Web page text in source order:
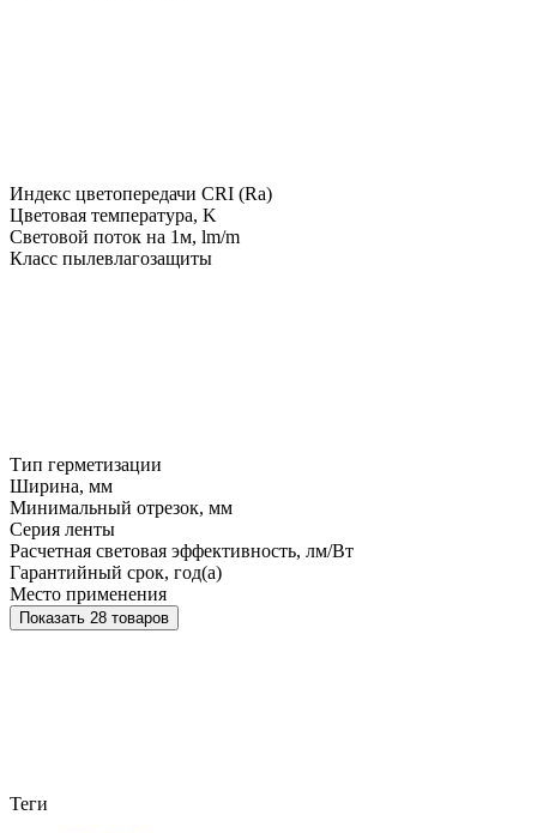
Индекс цветопередачи CRI (Ra)
Цветовая температура, K
Световой поток на 1м, lm/m
Класс пылевлагозащиты
Тип герметизации
Ширина, мм
Минимальный отрезок, мм
Серия ленты
Расчетная световая эффективность, лм/Вт
Гарантийный срок, год(а)
Место применения
Показать 28 товаров
Теги